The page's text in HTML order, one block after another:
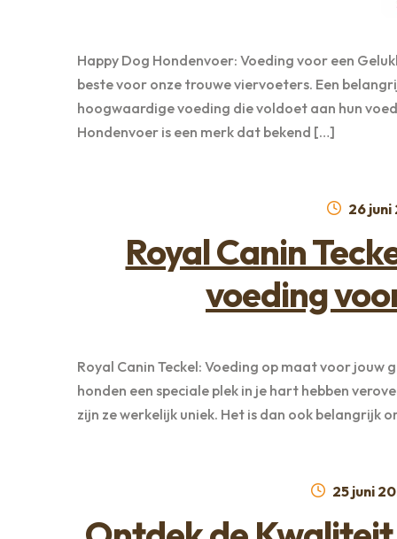
Happy Dog Hondenvoer: Voeding voor een
beste voor onze trouwe viervoeters. Een
hoogwaardige voeding die voldoet aan hun
Hondenvoer is een merk dat bekend […]
26 juni
Royal Canin
voeding
Royal Canin Teckel: Voeding op maat voor jouw
honden een speciale plek in je hart hebben
zijn ze werkelijk uniek. Het is dan ook belangrijk
25 juni